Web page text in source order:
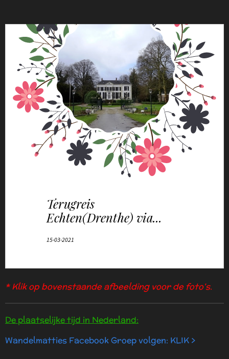
* Klik op bovenstaande afbeelding voor de foto's.
De plaatselijke tijd in Nederland:
Wandelmatties Facebook Groep volgen: KLIK >